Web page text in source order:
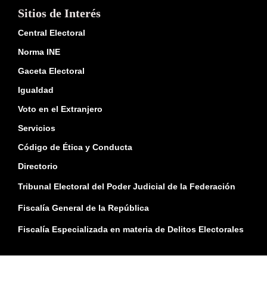
Sitios de Interés
Central Electoral
Norma INE
Gaceta Electoral
Igualdad
Voto en el Extranjero
Servicios
Código de Ética y Conducta
Directorio
Tribunal Electoral del Poder Judicial de la Federación
Fiscalía General de la República
Fiscalía Especializada en materia de Delitos Electorales